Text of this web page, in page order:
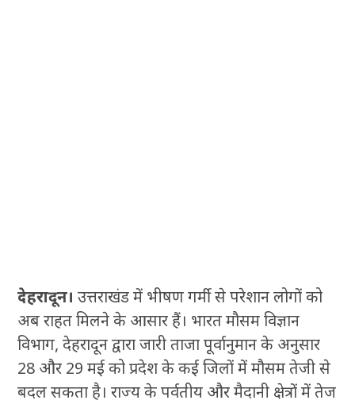
देहरादून। उत्तराखंड में भीषण गर्मी से परेशान लोगों को
अब राहत मिलने के आसार हैं। भारत मौसम विज्ञान
विभाग, देहरादून द्वारा जारी ताजा पूर्वानुमान के अनुसार
28 और 29 मई को प्रदेश के कई जिलों में मौसम तेजी से
बदल सकता है। राज्य के पर्वतीय और मैदानी क्षेत्रों में तेज